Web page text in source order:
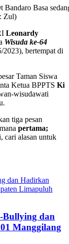
Basa
Zul)
Leonardy
Wisuda ke-64
2023), bertempat di
Taman Siswa
Ketua BPPTS Ki
wisudawati
tiga pesan
pertama;
cari alasan untuk
Bullying dan
Manggilang